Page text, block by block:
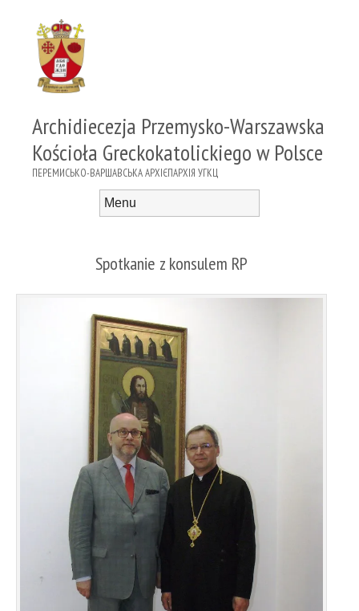
Archidiecezja Przemysko-Warszawska
Kościoła Greckokatolickiego w Polsce
ПЕРЕМИСЬКО-ВАРШАВСЬКА АРХІЄПАРХІЯ УГКЦ
Spotkanie z konsulem RP